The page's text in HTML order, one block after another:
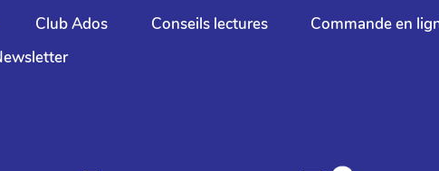
Club Ados Conseils lectures
Commande en